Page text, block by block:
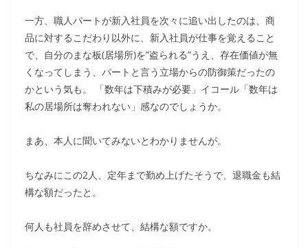
一方、職人パートが新入社員を次々に追い出したのは、商
品に対するこだわり以外に、新入社員が仕事を覚えること
で、自分のまな板(居場所)を”盗られる”うえ、存在価値が無
くなってしまう、パートと言う立場からの防御策だったの
かという気も。 「数年は下積みが必要」イコール「数年は
私の居場所は奪われない」感なのでしょうか。
まあ、本人に聞いてみないとわかりませんが。
ちなみにこの2人、定年まで勤め上げたそうで、退職金も結
構な額だったと。
何人も社員を辞めさせて、結構な額ですか。